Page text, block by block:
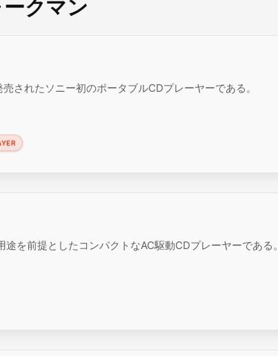
クマン
されたソニー初のポータブルCDプレーヤーである。
を前提としたコンパクトなAC駆動CDプレーヤーである。